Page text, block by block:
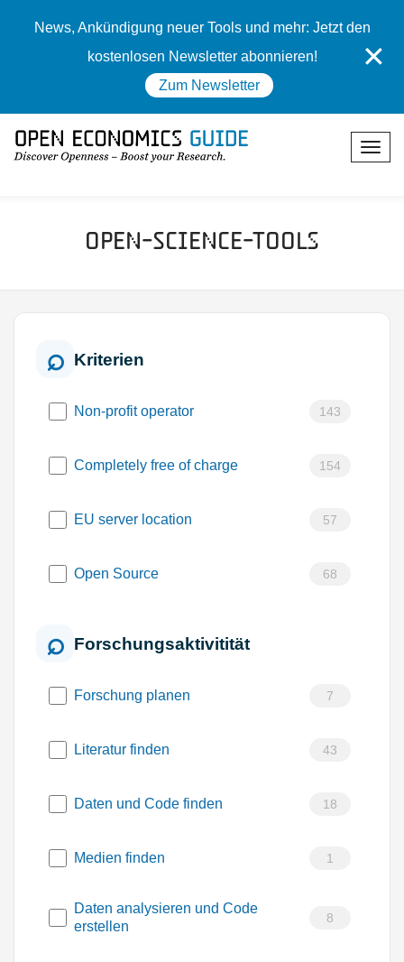
News, Ankündigung neuer Tools und mehr: Jetzt den
kostenlosen Newsletter abonnieren!
Zum Newsletter
✕
Open-Science-Tools
Kriterien
Non-profit operator 143
Completely free of charge 154
EU server location 57
Open Source 68
Forschungsaktivitität
Forschung planen 7
Literatur finden 43
Daten und Code finden 18
Medien finden 1
Daten analysieren und Code
erstellen
8